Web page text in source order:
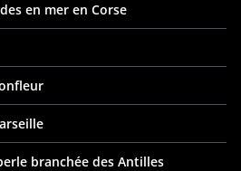
en mer en Corse
branchée des Antilles